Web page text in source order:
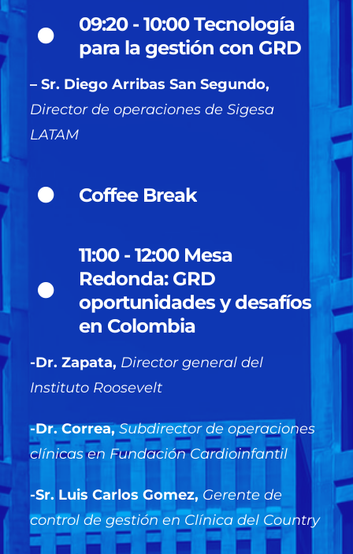
09:20 - 10:00 Tecnología
para la gestión con GRD
– Sr. Diego Arribas San Segundo,
Director de operaciones de Sigesa
LATAM
Coffee Break
11:00 - 12:00 Mesa
Redonda: GRD
oportunidades y desafíos
en Colombia
-Dr. Zapata, Director general del
Instituto Roosevelt
​-Dr. Correa, Subdirector de operaciones
clínicas en Fundación Cardioinfantil
-Sr. Luis Carlos Gomez, Gerente de
control de gestión en Clínica del Country